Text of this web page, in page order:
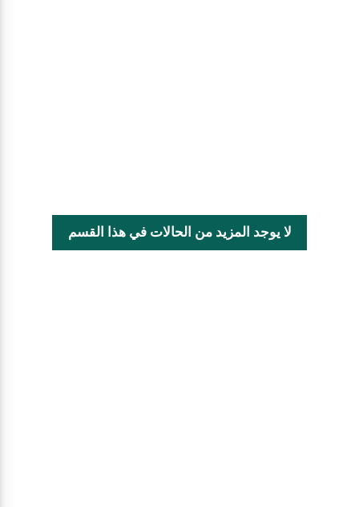
لا يوجد المزيد من الحالات في هذا القسم